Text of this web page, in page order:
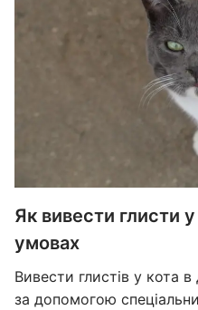
Як вивести глисти
умовах
Вивести глистів у кота
за допомогою